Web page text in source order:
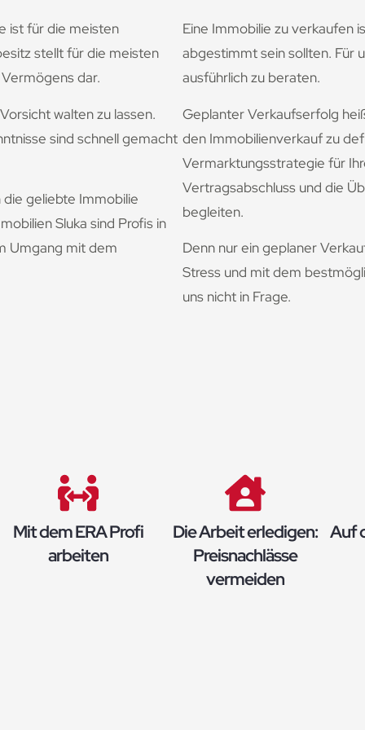
ist für die meisten
stellt für die meisten
dar.
walten zu lassen.
sind schnell gemacht
die geliebte Immobilie
Sluka sind Profis in
Umgang mit dem
Eine Immobilie zu verkaufen
abgestimmt sein sollten. Für
ausführlich zu beraten.
Geplanter Verkaufserfolg
den Immobilienverkauf zu
Vermarktungsstrategie für
Vertragsabschluss und die
begleiten.
Denn nur ein geplaner
Stress und mit dem
uns nicht in Frage.
Mit dem ERA Profi
arbeiten
Die Arbeit erledigen:
Preisnachlässe
vermeiden
Auf